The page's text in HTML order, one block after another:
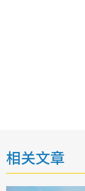
相关文章